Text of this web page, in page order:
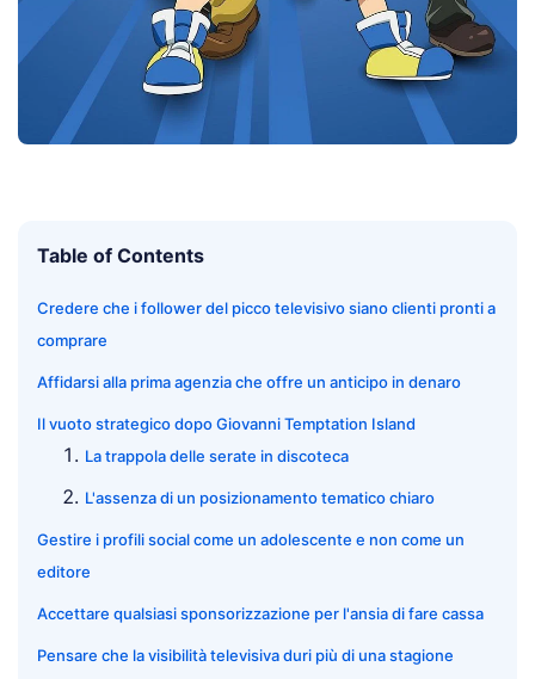
Table of Contents
Credere che i follower del picco televisivo siano clienti pronti a
comprare
Affidarsi alla prima agenzia che offre un anticipo in denaro
Il vuoto strategico dopo Giovanni Temptation Island
La trappola delle serate in discoteca
L'assenza di un posizionamento tematico chiaro
Gestire i profili social come un adolescente e non come un
editore
Accettare qualsiasi sponsorizzazione per l'ansia di fare cassa
Pensare che la visibilità televisiva duri più di una stagione